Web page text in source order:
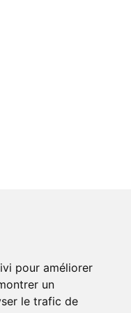
pour améliorer
un
le trafic de